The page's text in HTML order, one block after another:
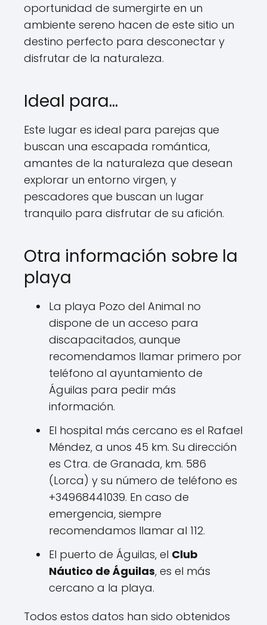
oportunidad de sumergirte en un
ambiente sereno hacen de este sitio un
destino perfecto para desconectar y
disfrutar de la naturaleza.
Ideal para…
Este lugar es ideal para parejas que
buscan una escapada romántica,
amantes de la naturaleza que desean
explorar un entorno virgen, y
pescadores que buscan un lugar
tranquilo para disfrutar de su afición.
Otra información sobre la
playa
La playa Pozo del Animal no
dispone de un acceso para
discapacitados, aunque
recomendamos llamar primero por
teléfono al ayuntamiento de
Águilas para pedir más
información.
El hospital más cercano es el Rafael
Méndez, a unos 45 km. Su dirección
es Ctra. de Granada, km. 586
(Lorca) y su número de teléfono es
+34968441039. En caso de
emergencia, siempre
recomendamos llamar al 112.
El puerto de Águilas, el Club
Náutico de Águilas, es el más
cercano a la playa.
Todos estos datos han sido obtenidos